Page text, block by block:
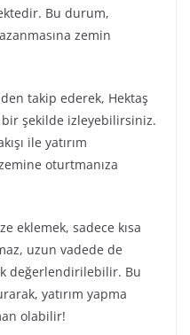
Bu durum,
zemin
takip ederek, Hektaş
şekilde izleyebilirsiniz.
ile yatırım
oturtmanıza
eklemek, sadece kısa
uzun vadede de
değerlendirilebilir. Bu
yatırım yapma
olabilir!